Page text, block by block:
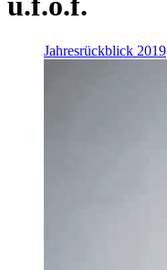
Jahresrückblick 2019